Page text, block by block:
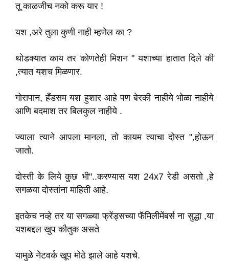
तू काळजीच नको करू यार !
यश ,अरे तुला कुणी नाही म्हणेल का ?
थोडक्यात काय तर कोणतेही मिशन " यशाच्या हातात दिले की
,त्यात यशच मिळणार.
गोरापान, हँडसम यश हुशार आहे पण बेरकी नाहीये भोळा नाहीये
आणि बदमाश तर बिलकुल नाहीये .
ज्याला त्याने आपला मानला, तो कायम त्याचा दोस्त ",होऊन
जातो.
दोस्ती के लिये कुछ भी"..करण्यास यश 24x7 रेडी असतो ,हे
सगळया दोस्तांना माहिती आहे.
इतकेच नव्हे तर या सगळ्या फ्रेंड्सच्या फॅमिलीमेंबर्स ना सुद्धा ,या
यशबद्दल खुप कौतुक असते
यामुळे नेटवर्क खूप मोठे झाले आहे यशचे.